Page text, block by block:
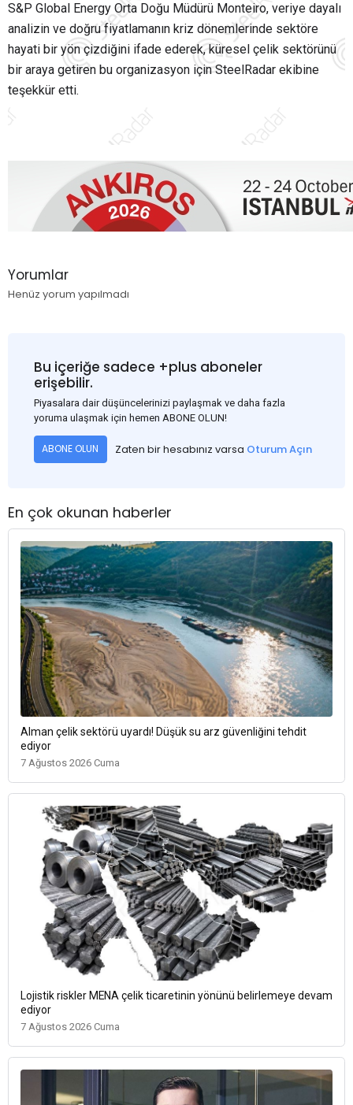
S&P Global Energy Orta Doğu Müdürü Monteiro, veriye dayalı
analizin ve doğru fiyatlamanın kriz dönemlerinde sektöre
hayati bir yön çizdiğini ifade ederek, küresel çelik sektörünü
bir araya getiren bu organizasyon için SteelRadar ekibine
teşekkür etti.
Yorumlar
Henüz yorum yapılmadı
Bu içeriğe sadece +plus aboneler
erişebilir.
Piyasalara dair düşüncelerinizi paylaşmak ve daha fazla
yoruma ulaşmak için hemen ABONE OLUN!
ABONE OLUN Zaten bir hesabınız varsa Oturum Açın
En çok okunan haberler
Alman çelik sektörü uyardı! Düşük su arz güvenliğini tehdit
ediyor
7 Ağustos 2026 Cuma
Lojistik riskler MENA çelik ticaretinin yönünü belirlemeye devam
ediyor
7 Ağustos 2026 Cuma